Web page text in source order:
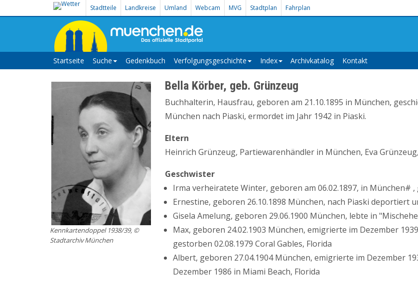
Stadtteile Landkreise Umland Webcam MVG Stadtplan Fahrplan
Startseite Suche Gedenkbuch Verfolgungsgeschichte Index Archivkatalog Kontakt
Kennkartendoppel 1938/39, ©
Stadtarchiv München
Bella Körber, geb. Grünzeug
Buchhalterin, Hausfrau, geboren am 21.10.1895 in München,
München nach Piaski, ermordet im Jahr 1942 in Piaski.
Eltern
Heinrich Grünzeug, Partiewarenhändler in München, Eva
Geschwister
Irma verheiratete Winter, geboren am 06.02.1897, in München# ,
Ernestine, geboren 26.10.1898 München, nach Piaski deportiert
Gisela Amelung, geboren 29.06.1900 München, lebte in
Max, geboren 24.02.1903 München, emigrierte im Dezember
gestorben 02.08.1979 Coral Gables, Florida
Albert, geboren 27.04.1904 München, emigrierte im Dezember
Dezember 1986 in Miami Beach, Florida